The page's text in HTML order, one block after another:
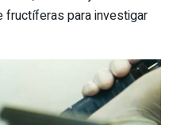
fructíferas para investigar